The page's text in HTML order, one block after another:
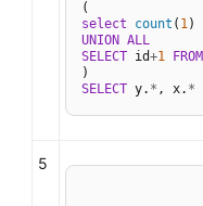
诊
断
select
count ( 1)
UNION ALL
SELECT id+1 FROM
SELECT y. * , x. *
5